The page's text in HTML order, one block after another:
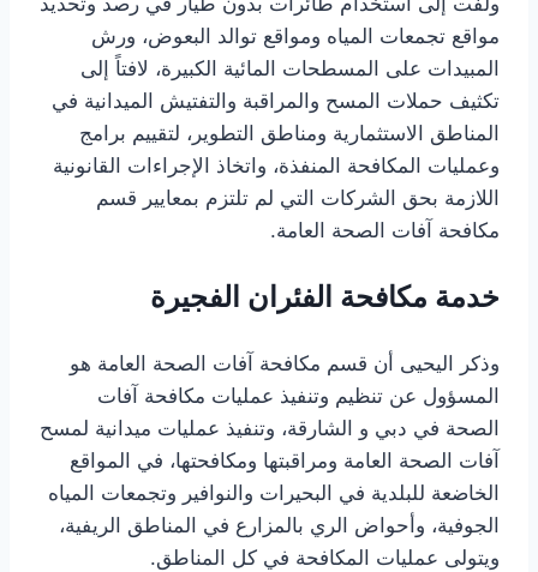
مواقع تجمعات المياه ومواقع توالد البعوض، ورش
المبيدات على المسطحات المائية الكبيرة، لافتاً إلى
تكثيف حملات المسح والمراقبة والتفتيش الميدانية في
المناطق الاستثمارية ومناطق التطوير، لتقييم برامج
وعمليات المكافحة المنفذة، واتخاذ الإجراءات القانونية
اللازمة بحق الشركات التي لم تلتزم بمعايير قسم
مكافحة آفات الصحة العامة.
خدمة مكافحة الفئران الفجيرة
وذكر اليحيى أن قسم مكافحة آفات الصحة العامة هو
المسؤول عن تنظيم وتنفيذ عمليات مكافحة آفات
الصحة في دبي و الشارقة، وتنفيذ عمليات ميدانية لمسح
آفات الصحة العامة ومراقبتها ومكافحتها، في المواقع
الخاضعة للبلدية في البحيرات والنوافير وتجمعات المياه
الجوفية، وأحواض الري بالمزارع في المناطق الريفية،
ويتولى عمليات المكافحة في كل المناطق.